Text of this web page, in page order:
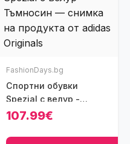
FashionDays.bg
Спортни обувки
Spezial с велур -
Тъмносин
107.99€